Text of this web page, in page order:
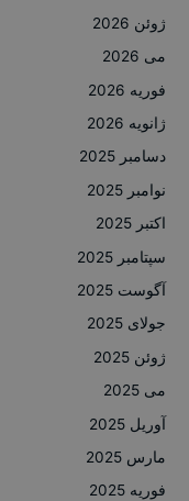
ژوئن 2026
می 2026
فوریه 2026
ژانویه 2026
دسامبر 2025
نوامبر 2025
اکتبر 2025
سپتامبر 2025
آگوست 2025
جولای 2025
ژوئن 2025
می 2025
آوریل 2025
مارس 2025
فوریه 2025